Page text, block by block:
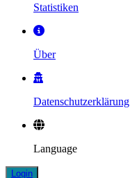
Statistiken
Über
Datenschutzerklärung
Language
Login